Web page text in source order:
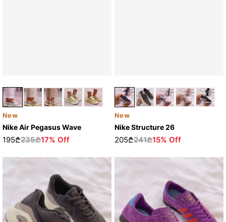
New
Nike Air Pegasus Wave
195₾235₾17% Off
New
Nike Structure 26
205₾241₾15% Off